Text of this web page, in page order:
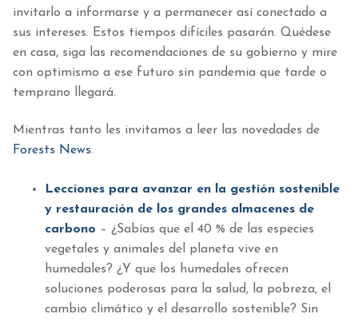
invitarlo a informarse y a permanecer así conectado a
sus intereses. Estos tiempos difíciles pasarán. Quédese
en casa, siga las recomendaciones de su gobierno y mire
con optimismo a ese futuro sin pandemia que tarde o
temprano llegará.
Mientras tanto les invitamos a leer las novedades de
Forests News.
Lecciones para avanzar en la gestión sostenible
y restauración de los grandes almacenes de
carbono – ¿Sabías que el 40 % de las especies
vegetales y animales del planeta vive en
humedales? ¿Y que los humedales ofrecen
soluciones poderosas para la salud, la pobreza, el
cambio climático y el desarrollo sostenible? Sin